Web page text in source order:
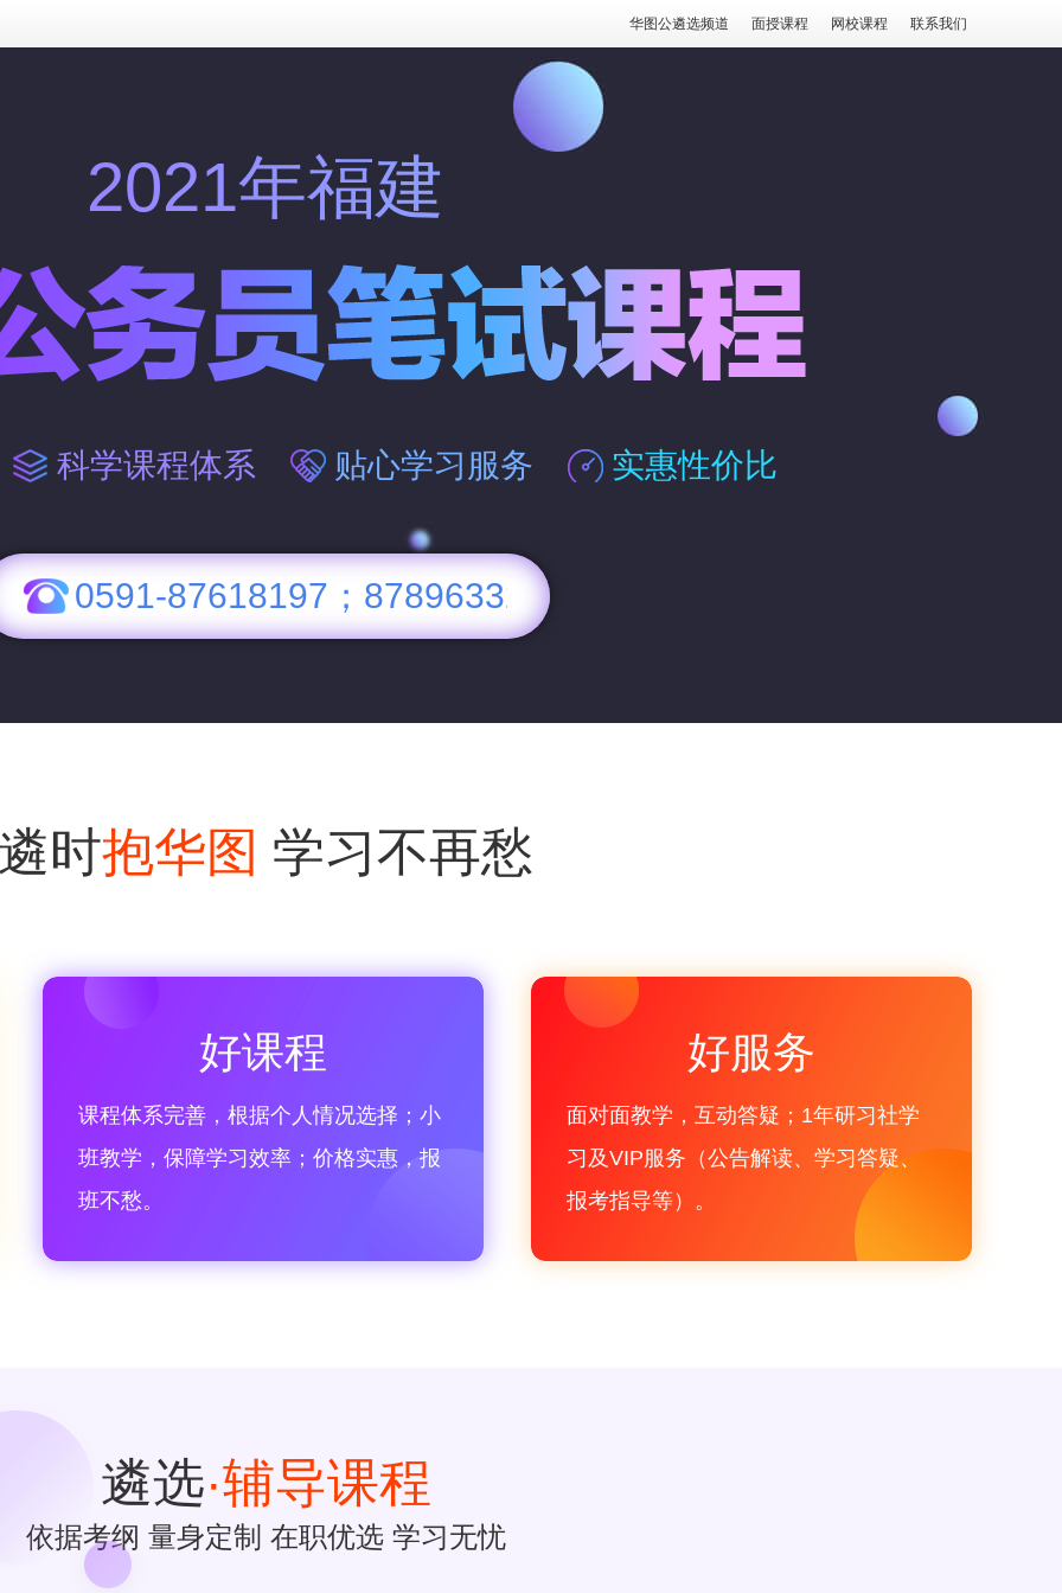
华图公遴选频道 面授课程 网校课程 联系我们
2021年福建
科学课程体系 贴心学习服务 实惠性价比
0591-87618197；87896332
时抱华图 学习不再愁
好课程
课程体系完善，根据个人情况选择；小
班教学，保障学习效率；价格实惠，报
班不愁。
好服务
面对面教学，互动答疑；1年研习社学
习及VIP服务（公告解读、学习答疑、
报考指导等）。
遴选·辅导课程
依据考纲 量身定制 在职优选 学习无忧